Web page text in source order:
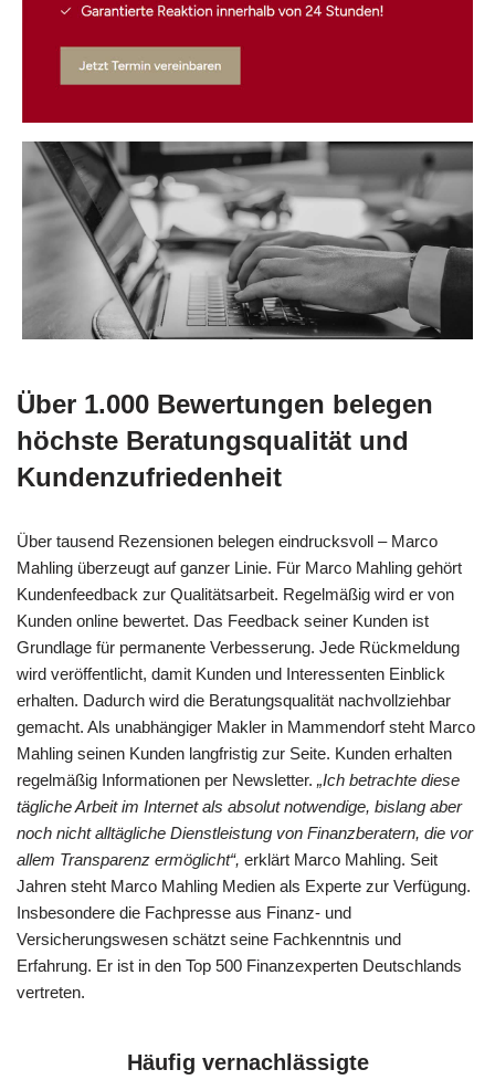
Über 1.000 Bewertungen belegen
höchste Beratungsqualität und
Kundenzufriedenheit
Über tausend Rezensionen belegen eindrucksvoll – Marco
Mahling überzeugt auf ganzer Linie. Für Marco Mahling gehört
Kundenfeedback zur Qualitätsarbeit. Regelmäßig wird er von
Kunden online bewertet. Das Feedback seiner Kunden ist
Grundlage für permanente Verbesserung. Jede Rückmeldung
wird veröffentlicht, damit Kunden und Interessenten Einblick
erhalten. Dadurch wird die Beratungsqualität nachvollziehbar
gemacht. Als unabhängiger Makler in Mammendorf steht Marco
Mahling seinen Kunden langfristig zur Seite. Kunden erhalten
regelmäßig Informationen per Newsletter. „Ich betrachte diese
tägliche Arbeit im Internet als absolut notwendige, bislang aber
noch nicht alltägliche Dienstleistung von Finanzberatern, die vor
allem Transparenz ermöglicht“, erklärt Marco Mahling. Seit
Jahren steht Marco Mahling Medien als Experte zur Verfügung.
Insbesondere die Fachpresse aus Finanz- und
Versicherungswesen schätzt seine Fachkenntnis und
Erfahrung. Er ist in den Top 500 Finanzexperten Deutschlands
vertreten.
Häufig vernachlässigte